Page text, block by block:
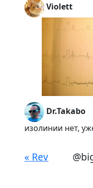
Violett
Dr.Takabo
изолинии нет,
« Rev